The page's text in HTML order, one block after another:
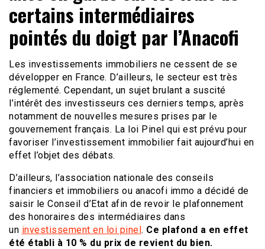
certains intermédiaires
pointés du doigt par l’Anacofi
Les investissements immobiliers ne cessent de se
développer en France. D’ailleurs, le secteur est très
réglementé. Cependant, un sujet brulant a suscité
l’intérêt des investisseurs ces derniers temps, après
notamment de nouvelles mesures prises par le
gouvernement français. La loi Pinel qui est prévu pour
favoriser l’investissement immobilier fait aujourd’hui en
effet l’objet des débats.
D’ailleurs, l’association nationale des conseils
financiers et immobiliers ou anacofi immo a décidé de
saisir le Conseil d’Etat afin de revoir le plafonnement
des honoraires des intermédiaires dans
un investissement en loi pinel. Ce plafond a en effet
été établi à 10 % du prix de revient du bien.